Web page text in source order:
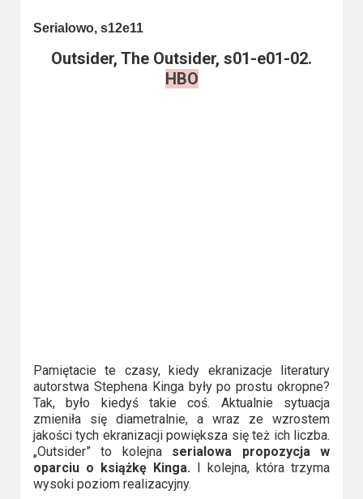
Streaming
Sky
Showtime
Podsumowania
2023
Serialowo, s12e11
Outsider, The Outsider, s01-e01-02.
HBO
Pamiętacie te czasy, kiedy ekranizacje literatury
autorstwa Stephena Kinga były po prostu okropne?
Tak, było kiedyś takie coś. Aktualnie sytuacja
zmieniła się diametralnie, a wraz ze wzrostem
jakości tych ekranizacji powiększa się też ich liczba.
„Outsider” to kolejna serialowa propozycja w
oparciu o książkę Kinga. I kolejna, która trzyma
wysoki poziom realizacyjny.